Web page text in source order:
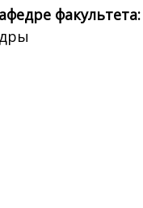
факультета: